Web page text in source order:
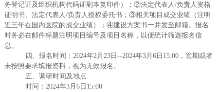
务登记证及组织机构代码证副本复印件）；②法定代表人/负责人资格
证明书、法定代表人/负责人授权委托书；③相关项目成交业绩（注明
近三年在国内医院的成交业绩）；④建设方案书一并发至邮箱。报名
时务必在邮件标题注明项目编号及项目名称，以便统计筛选报名信
息。
四、报名时间： 2024年2月23日--2024年3月6日15:00，逾期或者
未按照要求填报资料，视为无效报名。
五、调研时间及地点
时间： 2024年3月6日 15:00